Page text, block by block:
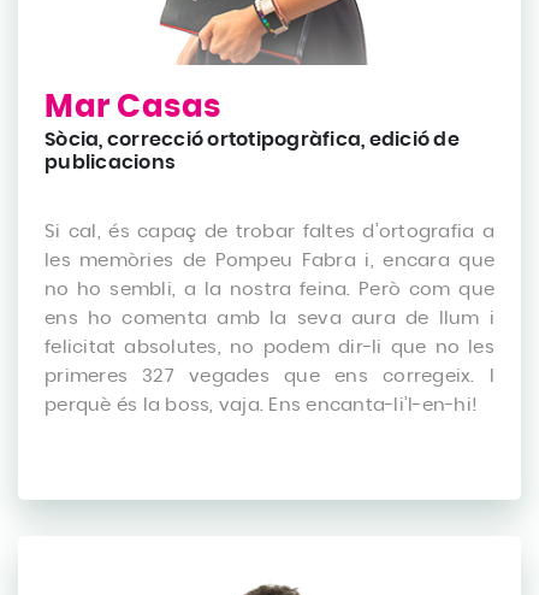
Mar Casas
Sòcia, correcció ortotipogràfica, edició de
publicacions
Si cal, és capaç de trobar faltes d’ortografia a
les memòries de Pompeu Fabra i, encara que
no ho sembli, a la nostra feina. Però com que
ens ho comenta amb la seva aura de llum i
felicitat absolutes, no podem dir-li que no les
primeres 327 vegades que ens corregeix. I
perquè és la boss, vaja. Ens encanta-li’l-en-hi!